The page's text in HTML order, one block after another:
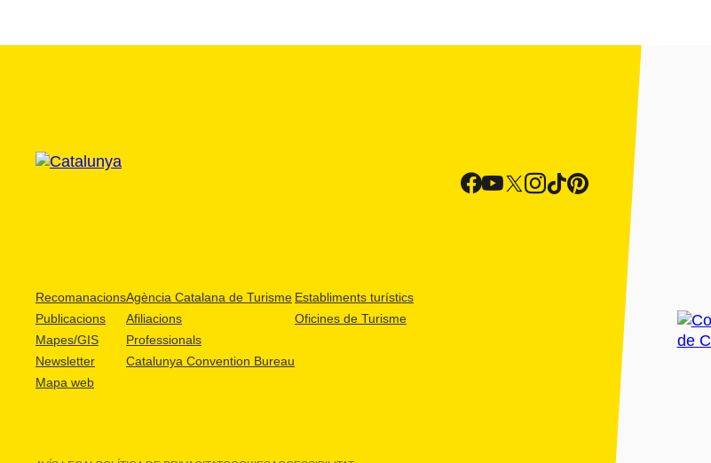
Recomanacions
Publicacions
Mapes/GIS
Newsletter
Mapa web
Agència Catalana de Turisme
Afiliacions
Professionals
Catalunya Convention Bureau
Establiments turístics
Oficines de Turisme